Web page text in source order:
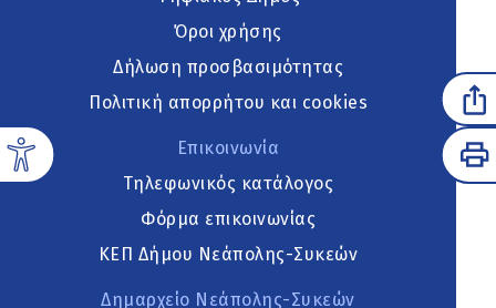
Όροι χρήσης
Δήλωση προσβασιμότητας
Πολιτική απορρήτου και cookies
Επικοινωνία
Τηλεφωνικός κατάλογος
Φόρμα επικοινωνίας
ΚΕΠ Δήμου Νεάπολης-Συκεών
Δημαρχείο Νεάπολης-Συκεών